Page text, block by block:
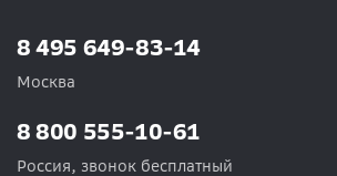
8 495 649-83-14
Москва
8 800 555-10-61
Россия, звонок бесплатный